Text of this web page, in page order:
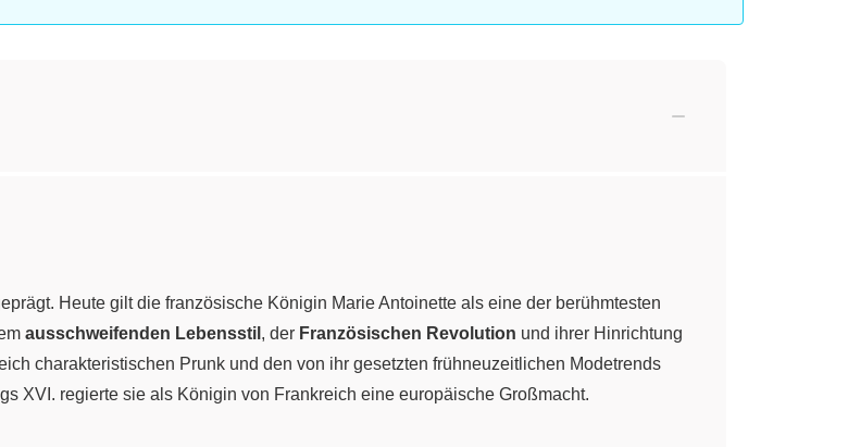
Heute gilt die französische Königin Marie Antoinette als eine der berühmtesten
ausschweifenden Lebensstil , der Französischen Revolution und ihrer Hinrichtung
charakteristischen Prunk und den von ihr gesetzten frühneuzeitlichen Modetrends
XVI. regierte sie als Königin von Frankreich eine europäische Großmacht.